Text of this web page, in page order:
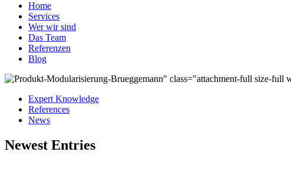
Home
Services
Wer wir sind
Das Team
Referenzen
Blog
" class="attachment-full size-full
Expert Knowledge
References
News
Newest Entries